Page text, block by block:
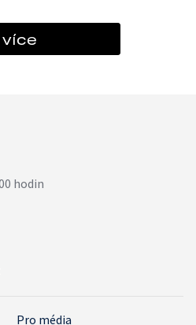
více
Pro média